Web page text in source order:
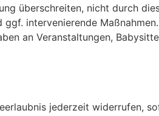
überschreiten, nicht durch
intervenierende
an Veranstaltungen,
jederzeit widerrufen,